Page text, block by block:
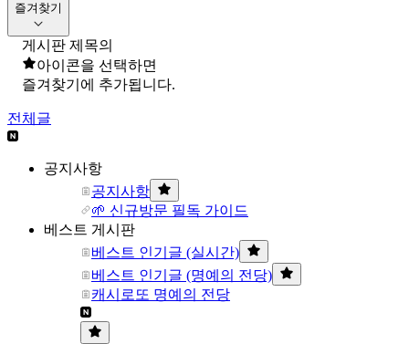
즐겨찾기
게시판 제목의
아이콘을 선택하면
즐겨찾기에 추가됩니다.
전체글
공지사항
공지사항
🌱 신규방문 필독 가이드
베스트 게시판
베스트 인기글 (실시간)
베스트 인기글 (명예의 전당)
캐시로또 명예의 전당